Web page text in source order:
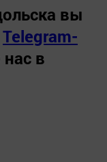
вы
Telegram-
в